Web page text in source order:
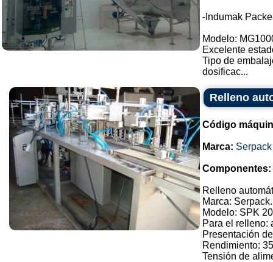
-Indumak
Modelo:
Excelente
Tipo de
dosificac...
Relleno
Código
Marca: Serpack
Componentes:
Relleno
Marca: Serpack.
Modelo: SPK
Para el relleno:
Presentación
Rendimiento:
Tensión de